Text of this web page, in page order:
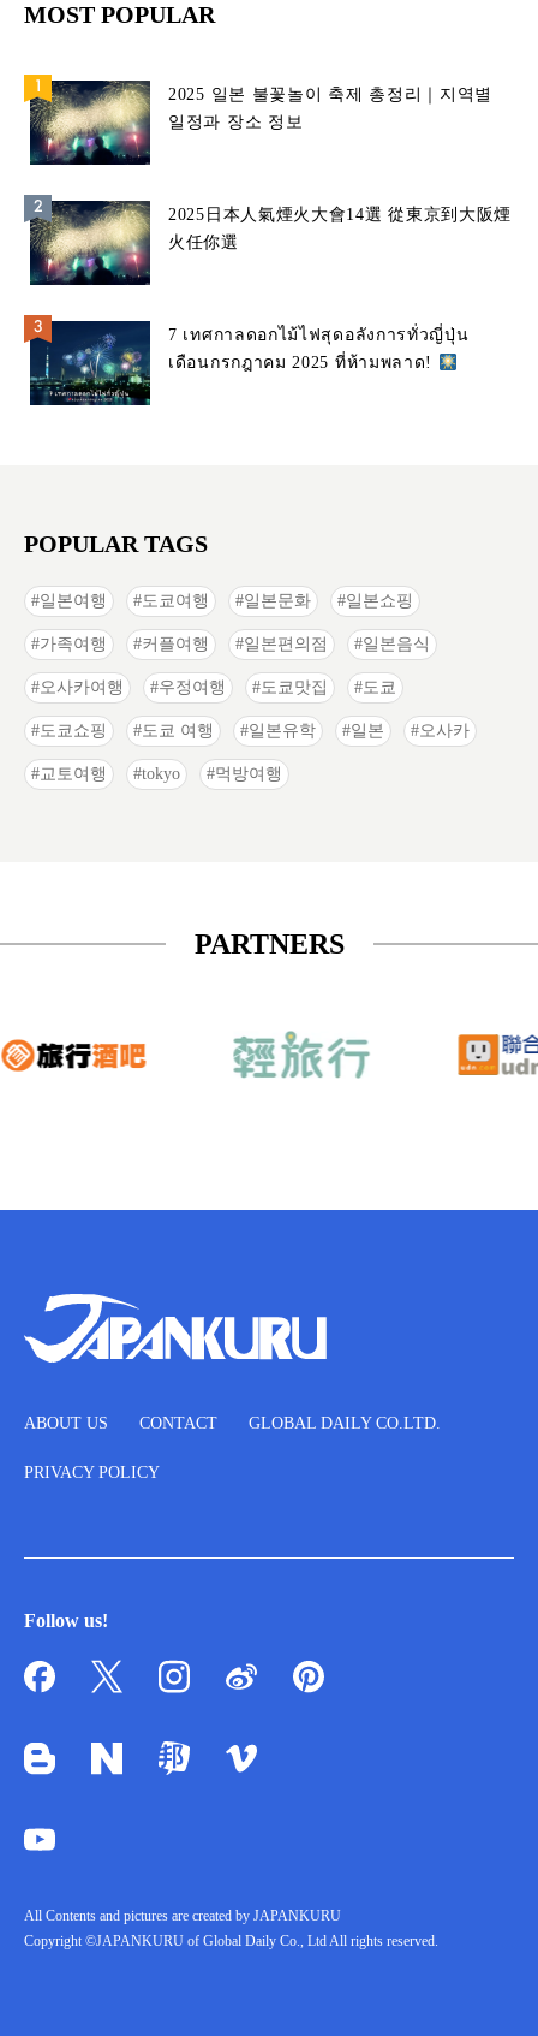
MOST POPULAR
2025 일본 불꽃놀이 축제 총정리｜지역별
일정과 장소 정보
2025日本人氣煙火大會14選 從東京到大阪煙
火任你選
7 เทศกาลดอกไม้ไฟสุดอลังการทั่วญี่ปุ่น
เดือนกรกฎาคม 2025 ที่ห้ามพลาด!
POPULAR TAGS
일본여행 도쿄여행 일본문화 일본쇼핑
가족여행 커플여행 일본편의점 일본음식
오사카여행 우정여행 도쿄맛집 도쿄
도쿄쇼핑 도쿄 여행 일본유학 일본 오사카
교토여행 tokyo 먹방여행
PARTNERS
ABOUT US CONTACT GLOBAL DAILY CO.LTD.
PRIVACY POLICY
Follow us!
All Contents and pictures are created by JAPANKURU
Copyright ©JAPANKURU of Global Daily Co., Ltd All rights reserved.